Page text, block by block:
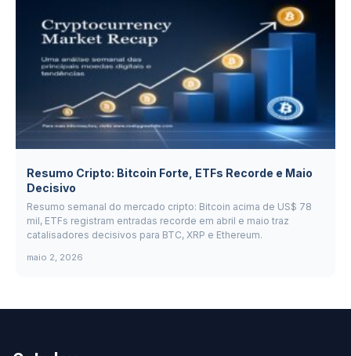
Resumo Cripto: Bitcoin Forte, ETFs Recorde e Maio
Decisivo
Resumo semanal do mercado cripto: Bitcoin acima de US$ 78
mil, ETFs registram entradas recorde em abril e maio traz
catalisadores decisivos para BTC, XRP e Ethereum.
maio 2, 2026